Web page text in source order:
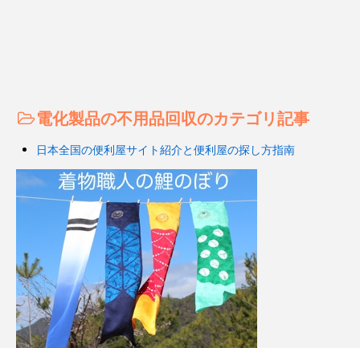
電化製品の不用品回収のカテゴリ記事
日本全国の便利屋サイト紹介と便利屋の探し方指南